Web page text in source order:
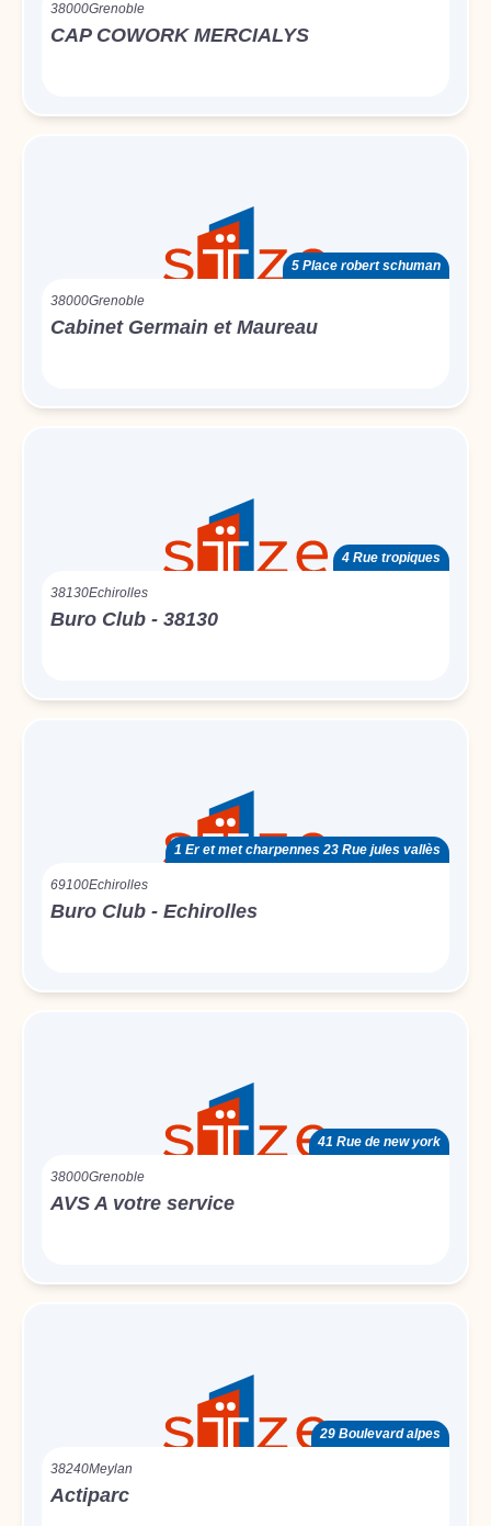
38000Grenoble
CAP COWORK MERCIALYS
5 Place robert schuman
38000Grenoble
Cabinet Germain et Maureau
4 Rue tropiques
38130Echirolles
Buro Club - 38130
1 Er et met charpennes 23 Rue jules vallès
69100Echirolles
Buro Club - Echirolles
41 Rue de new york
38000Grenoble
AVS A votre service
29 Boulevard alpes
38240Meylan
Actiparc